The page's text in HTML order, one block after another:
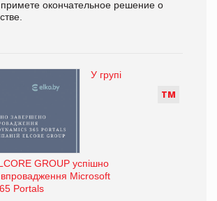
примете окончательное решение о
ТМ
У групі
GROUP успішно
Microsoft
Portals